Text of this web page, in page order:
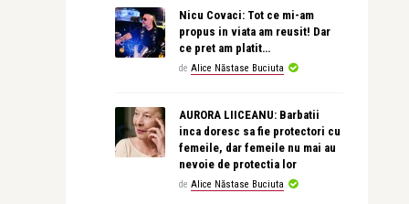
Nicu Covaci: Tot ce mi-am
propus in viata am reusit! Dar
ce pret am platit…
de Alice Năstase Buciuta
AURORA LIICEANU: Barbatii
inca doresc sa fie protectori cu
femeile, dar femeile nu mai au
nevoie de protectia lor
de Alice Năstase Buciuta